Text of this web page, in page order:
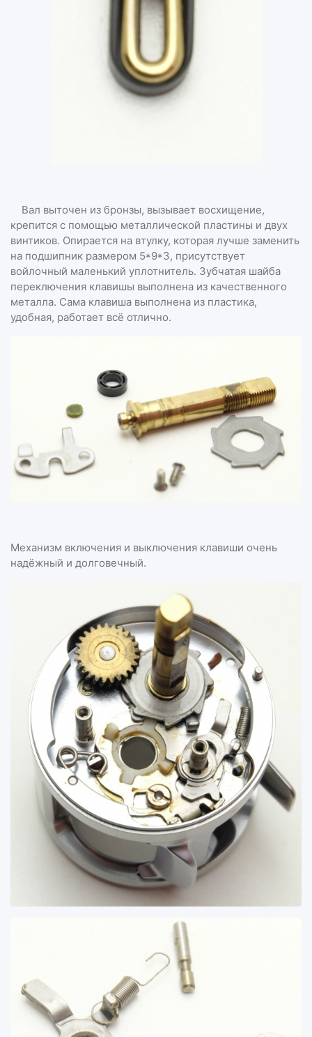
Вал выточен из бронзы, вызывает восхищение,
крепится с помощью металлической пластины и двух
винтиков. Опирается на втулку, которая лучше заменить
на подшипник размером 5*9*3, присутствует
войлочный маленький уплотнитель. Зубчатая шайба
переключения клавишы выполнена из качественного
металла. Сама клавиша выполнена из пластика,
удобная, работает всё отлично.
Механизм включения и выключения клавиши очень
надёжный и долговечный.